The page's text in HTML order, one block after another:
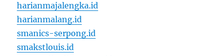
harianmajalengka.id
harianmalang.id
smanics-serpong.id
smakstlouis.id